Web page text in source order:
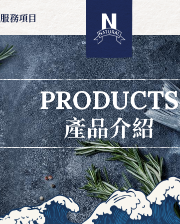
服務項目
PRODUCTS
產品介紹